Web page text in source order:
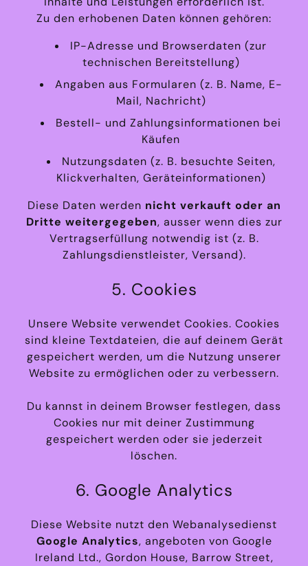
Zu den erhobenen Daten können gehören:
IP-Adresse und Browserdaten (zur
technischen Bereitstellung)
Angaben aus Formularen (z. B. Name, E-
Mail, Nachricht)
Bestell- und Zahlungsinformationen bei
Käufen
Nutzungsdaten (z. B. besuchte Seiten,
Klickverhalten, Geräteinformationen)
Diese Daten werden nicht verkauft oder an
Dritte weitergegeben, ausser wenn dies zur
Vertragserfüllung notwendig ist (z. B.
Zahlungsdienstleister, Versand).
5. Cookies
Unsere Website verwendet Cookies. Cookies
sind kleine Textdateien, die auf deinem Gerät
gespeichert werden, um die Nutzung unserer
Website zu ermöglichen oder zu verbessern.
Du kannst in deinem Browser festlegen, dass
Cookies nur mit deiner Zustimmung
gespeichert werden oder sie jederzeit
löschen.
6. Google Analytics
Diese Website nutzt den Webanalysedienst
Google Analytics, angeboten von Google
Ireland Ltd., Gordon House, Barrow Street,